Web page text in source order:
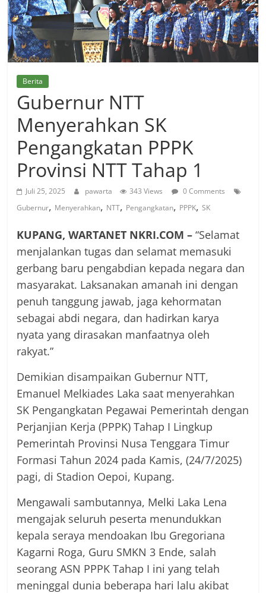
Berita
Gubernur NTT
Menyerahkan SK
Pengangkatan PPPK
Provinsi NTT Tahap 1
Juli 25, 2025 pawarta 343 Views
0 Comments
Gubernur, Menyerahkan, NTT, Pengangkatan, PPPK,SK
KUPANG, WARTANET NKRI.COM –“Selamat
menjalankan tugas dan selamat memasuki
gerbang baru pengabdian kepada negara dan
masyarakat. Laksanakan amanah ini dengan
penuh tanggung jawab, jaga kehormatan
sebagai abdi negara, dan hadirkan karya
nyata yang dirasakan manfaatnya oleh
rakyat.”
Demikian disampaikan Gubernur NTT,
Emanuel Melkiades Laka saat menyerahkan
SK Pengangkatan Pegawai Pemerintah dengan
Perjanjian Kerja (PPPK) Tahap I Lingkup
Pemerintah Provinsi Nusa Tenggara Timur
Formasi Tahun 2024 pada Kamis, (24/7/2025)
pagi, di Stadion Oepoi, Kupang.
Mengawali sambutannya, Melki Laka Lena
mengajak seluruh peserta menundukkan
kepala seraya mendoakan Ibu Gregoriana
Kagarni Roga, Guru SMKN 3 Ende, salah
seorang ASN PPPK Tahap I ini yang telah
meninggal dunia beberapa hari lalu akibat